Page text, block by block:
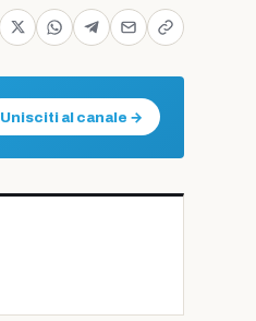
Unisciti al canale →